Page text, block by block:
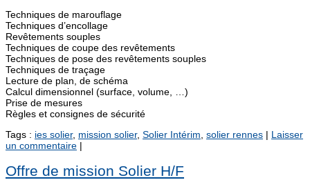
Techniques de marouflage
Techniques d’encollage
Revêtements souples
Techniques de coupe des revêtements
Techniques de pose des revêtements souples
Techniques de traçage
Lecture de plan, de schéma
Calcul dimensionnel (surface, volume, …)
Prise de mesures
Règles et consignes de sécurité
Tags : ies solier, mission solier, Solier Intérim solier rennes | Laisser
un commentaire |
Offre de mission Solier H/F